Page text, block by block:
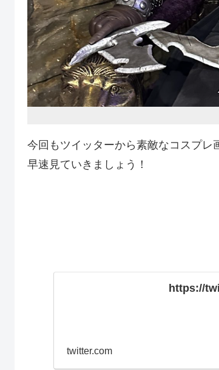
今回もツイッターから素敵なコスプレ
早速見ていきましょう！
https://
twitter.com